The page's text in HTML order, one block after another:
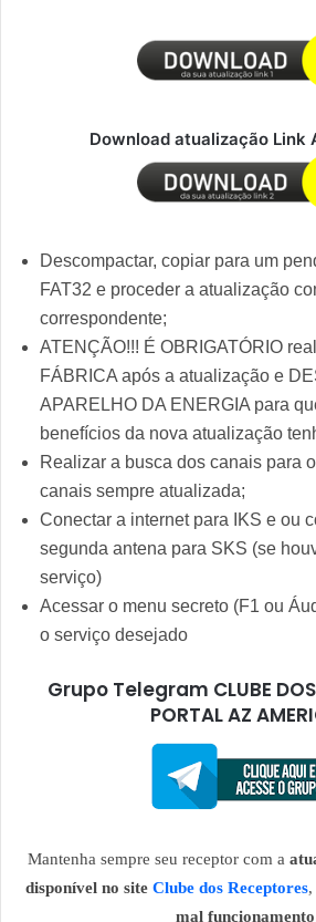
Download atualização Link
Descompactar, copiar para um
FAT32 e proceder a atualização
correspondente;
ATENÇÃO!!! É OBRIGATÓRIO
FÁBRICA após a atualização e
APARELHO DA ENERGIA para
benefícios da nova atualização
Realizar a busca dos canais para
canais sempre atualizada;
Conectar a internet para IKS e ou
segunda antena para SKS (se
serviço)
Acessar o menu secreto (F1 ou
o serviço desejado
Grupo Telegram CLUBE DOS
PORTAL AZ
Mantenha sempre seu receptor com a
disponível no site Clube dos Receptores
mal funcionamento